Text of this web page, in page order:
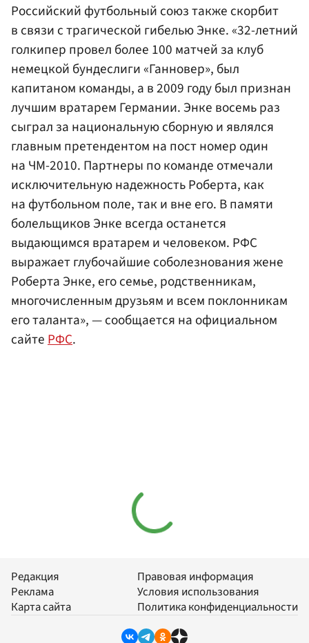
Российский футбольный союз также скорбит
в связи с трагической гибелью Энке. «32-летний
голкипер провел более 100 матчей за клуб
немецкой бундеслиги «Ганновер», был
капитаном команды, а в 2009 году был признан
лучшим вратарем Германии. Энке восемь раз
сыграл за национальную сборную и являлся
главным претендентом на пост номер один
на ЧМ-2010. Партнеры по команде отмечали
исключительную надежность Роберта, как
на футбольном поле, так и вне его. В памяти
болельщиков Энке всегда останется
выдающимся вратарем и человеком. РФС
выражает глубочайшие соболезнования жене
Роберта Энке, его семье, родственникам,
многочисленным друзьям и всем поклонникам
его таланта», — сообщается на официальном
сайтеРФС.
Редакция
Реклама
Карта сайта
Правовая информация
Условия использования
Политика конфиденциальности